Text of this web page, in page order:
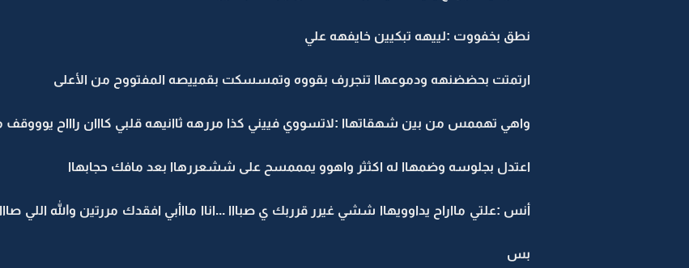
نطق بخفووت :لييهه تبكيين خايفهه علي
ارتمتت بحضضنهه ودموعهاا تنجررف بقووه وتمسسكت بقمييصه المفتووح من الأعلى
واهي تهممس من بين شهقاتهاا :لاتسووي فييني كذا مررهه ثاانيهه قلبي كااان راااح
اعتدل بجلوسه وضمهاا له اكثثر واهوو يمممسح على ششعررهاا بعد مافك حجابهاا
أنس :علتي مااراح يداوويهاا ششي غيرر قرربك ي صبااا ...اناا مااأبي افقدك مررتين والله اللي
بس